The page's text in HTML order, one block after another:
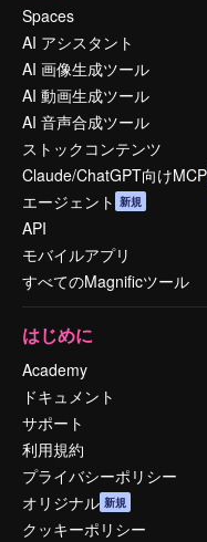
Spaces
AI アシスタント
AI 画像生成ツール
AI 動画生成ツール
AI 音声合成ツール
ストックコンテンツ
Claude/ChatGPT向けMCP
エージェント 新規
API
モバイルアプリ
すべてのMagnificツール
はじめに
Academy
ドキュメント
サポート
利用規約
プライバシーポリシー
オリジナル 新規
クッキーポリシー